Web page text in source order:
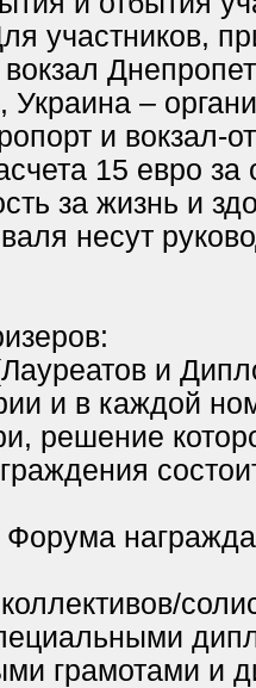
участников,
Украина –
и вокзал-
15 евро за
за жизнь и
несут
и
и в каждой
решение
Форума
грамотами и